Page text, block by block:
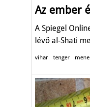
Az ember
A Spiegel
lévő al-Shati
vihar tenger